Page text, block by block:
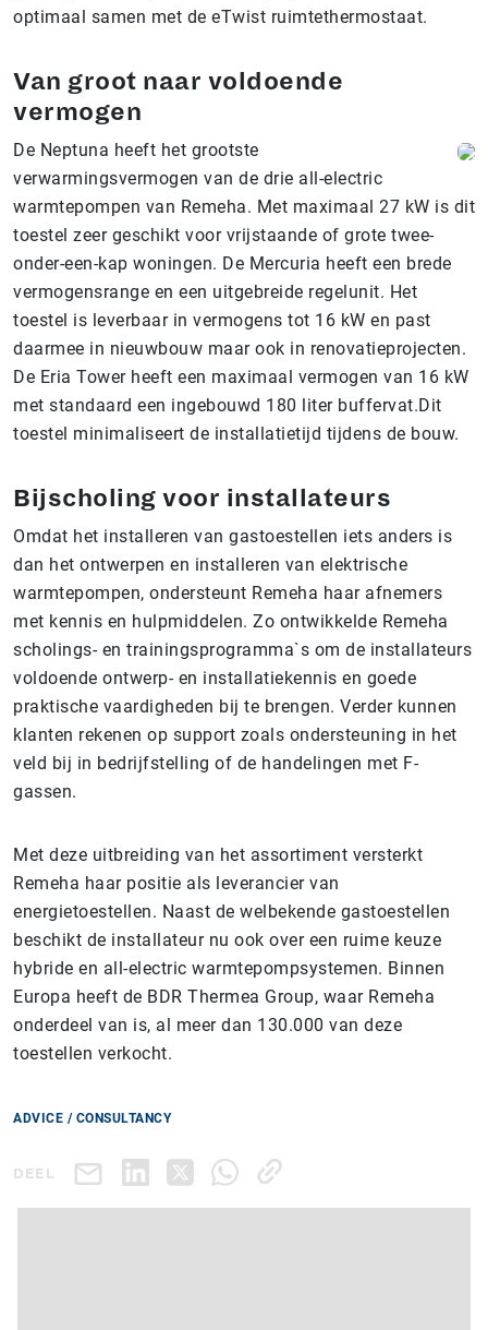
optimaal samen met de eTwist ruimtethermostaat.
Van groot naar voldoende
vermogen
De Neptuna heeft het grootste
verwarmingsvermogen van de drie all-electric
warmtepompen van Remeha. Met maximaal 27 kW is dit
toestel zeer geschikt voor vrijstaande of grote twee-
onder-een-kap woningen. De Mercuria heeft een brede
vermogensrange en een uitgebreide regelunit. Het
toestel is leverbaar in vermogens tot 16 kW en past
daarmee in nieuwbouw maar ook in renovatieprojecten.
De Eria Tower heeft een maximaal vermogen van 16 kW
met standaard een ingebouwd 180 liter buffervat.Dit
toestel minimaliseert de installatietijd tijdens de bouw.
Bijscholing voor installateurs
Omdat het installeren van gastoestellen iets anders is
dan het ontwerpen en installeren van elektrische
warmtepompen, ondersteunt Remeha haar afnemers
met kennis en hulpmiddelen. Zo ontwikkelde Remeha
scholings- en trainingsprogramma`s om de installateurs
voldoende ontwerp- en installatiekennis en goede
praktische vaardigheden bij te brengen. Verder kunnen
klanten rekenen op support zoals ondersteuning in het
veld bij in bedrijfstelling of de handelingen met F-
gassen.
Met deze uitbreiding van het assortiment versterkt
Remeha haar positie als leverancier van
energietoestellen. Naast de welbekende gastoestellen
beschikt de installateur nu ook over een ruime keuze
hybride en all-electric warmtepompsystemen. Binnen
Europa heeft de BDR Thermea Group, waar Remeha
onderdeel van is, al meer dan 130.000 van deze
toestellen verkocht.
ADVICE / CONSULTANCY
DEEL